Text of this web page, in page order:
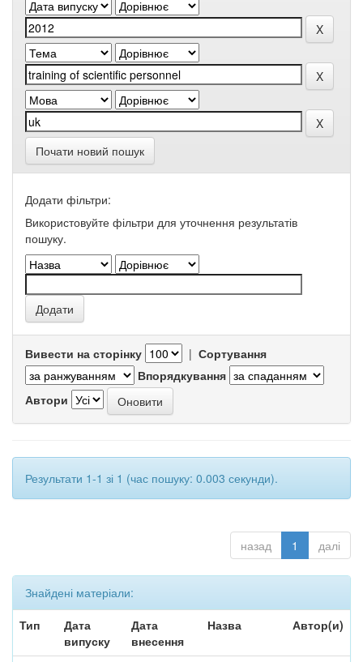
Почати новий пошук
Додати фільтри:
Використовуйте фільтри для уточнення результатів
пошуку.
Вивести на сторінку | Сортування
Впорядкування
Автори
Результати 1-1 зі 1 (час пошуку: 0.003 секунди).
назад 1 далі
Знайдені матеріали:
Тип
Дата
випуску
Дата
внесення
Назва Автор(и)